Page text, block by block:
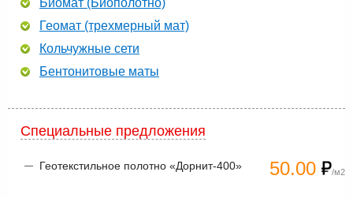
Биомат (Биополотно)
Геомат (трехмерный мат)
Кольчужные сети
Бентонитовые маты
Специальные предложения
50.00 /м2
Геотекстильное полотно «Дорнит-400»